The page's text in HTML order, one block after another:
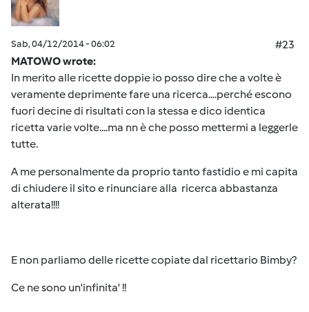
Sab, 04/12/2014 - 06:02
#23
MATOWO wrote:
In merito alle ricette doppie io posso dire che a volte è
veramente deprimente fare una ricerca....perché escono
fuori decine di risultati con la stessa e dico identica
ricetta varie volte....ma nn è che posso mettermi a leggerle
tutte.
A me personalmente da proprio tanto fastidio e mi capita
di chiudere il sito e rinunciare alla ricerca abbastanza
alterata!!!!
E non parliamo delle ricette copiate dal ricettario Bimby?
Ce ne sono un'infinita' !!